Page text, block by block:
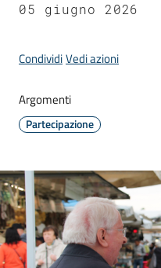
gli
su
05 giugno 2026
CondividiVedi azioni
Argomenti
Partecipazione